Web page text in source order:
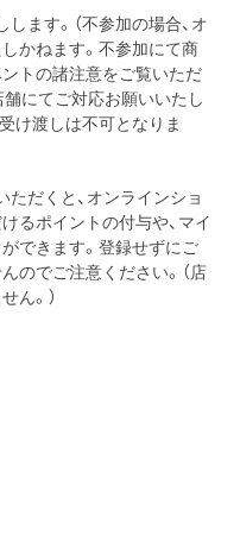
ます。（不参加の場合、オ
かねます。不参加にて商
トの諸注意をご覧いただ
にてご対応お願いいたし
け渡しは不可となりま
ただくと、オンラインショ
るポイントの付与や、マイ
できます。登録せずにご
のでご注意ください。（店
ん。）